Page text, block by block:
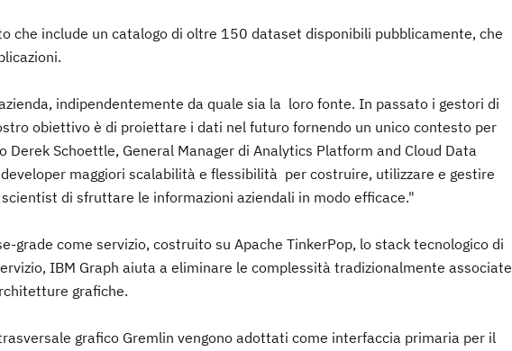
include un catalogo di oltre 150 dataset disponibili pubblicamente, che
indipendentemente da quale sia la loro fonte. In passato i gestori di
obiettivo è di proiettare i dati nel futuro fornendo un unico contesto per
Schoettle, General Manager di Analytics Platform and Cloud Data
maggiori scalabilità e flessibilità per costruire, utilizzare e gestire
di sfruttare le informazioni aziendali in modo efficace."
grade come servizio, costruito su Apache TinkerPop, lo stack tecnologico di
IBM Graph aiuta a eliminare le complessità tradizionalmente associate
grafiche.
grafico Gremlin vengono adottati come interfaccia primaria per il